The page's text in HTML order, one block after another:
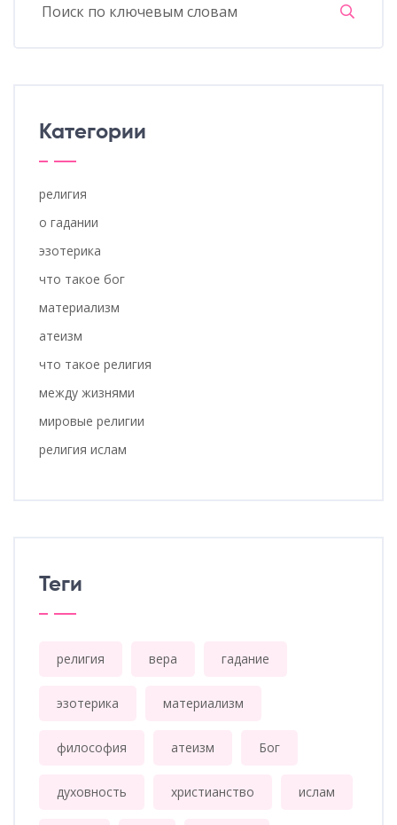
Категории
религия
о гадании
эзотерика
что такое бог
материализм
атеизм
что такое религия
между жизнями
мировые религии
религия ислам
Теги
религия вера гадание
эзотерика материализм
философия атеизм Бог
духовность христианство ислам